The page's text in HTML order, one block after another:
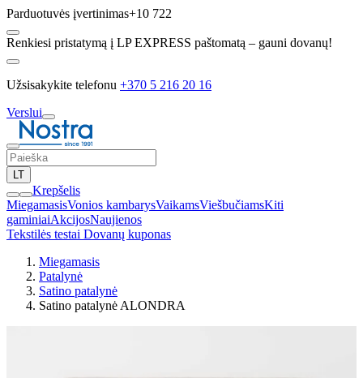
Parduotuvės įvertinimas+10 722
Renkiesi pristatymą į LP EXPRESS paštomatą – gauni dovanų!
Užsisakykite telefonu +370 5 216 20 16
Verslui
LT
Krepšelis
MiegamasisVonios kambarysVaikamsViešbučiamsKiti
gaminiaiAkcijosNaujienos
Tekstilės testai Dovanų kuponas
Miegamasis
Patalynė
Satino patalynė
Satino patalynė ALONDRA